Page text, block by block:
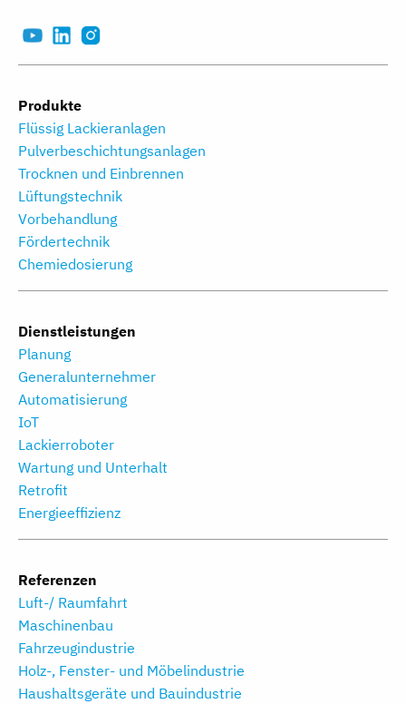
Produkte
Flüssig Lackieranlagen
Pulverbeschichtungs­anlagen
Trocknen und Einbrennen
Lüftungstechnik
Vorbehandlung
Fördertechnik
Chemiedosierung
Dienstleistungen
Planung
Generalunternehmer
Automatisierung
IoT
Lackierroboter
Wartung und Unterhalt
Retrofit
Energieeffizienz
Referenzen
Luft-/ Raumfahrt
Maschinenbau
Fahrzeugindustrie
Holz-, Fenster- und Möbelindustrie
Haushaltsgeräte und Bauindustrie